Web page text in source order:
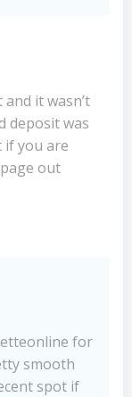
it wasn’t
deposit was
if you are
out
for
smooth
spot if